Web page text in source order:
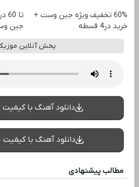
60% تخفیف ویژه جین وست +
خرید در4 قسطه
جین
پخش آنلاین
دانلود آهنگ با کیفیت
دانلود آهنگ با کیفیت
مطالب پیشنهادی